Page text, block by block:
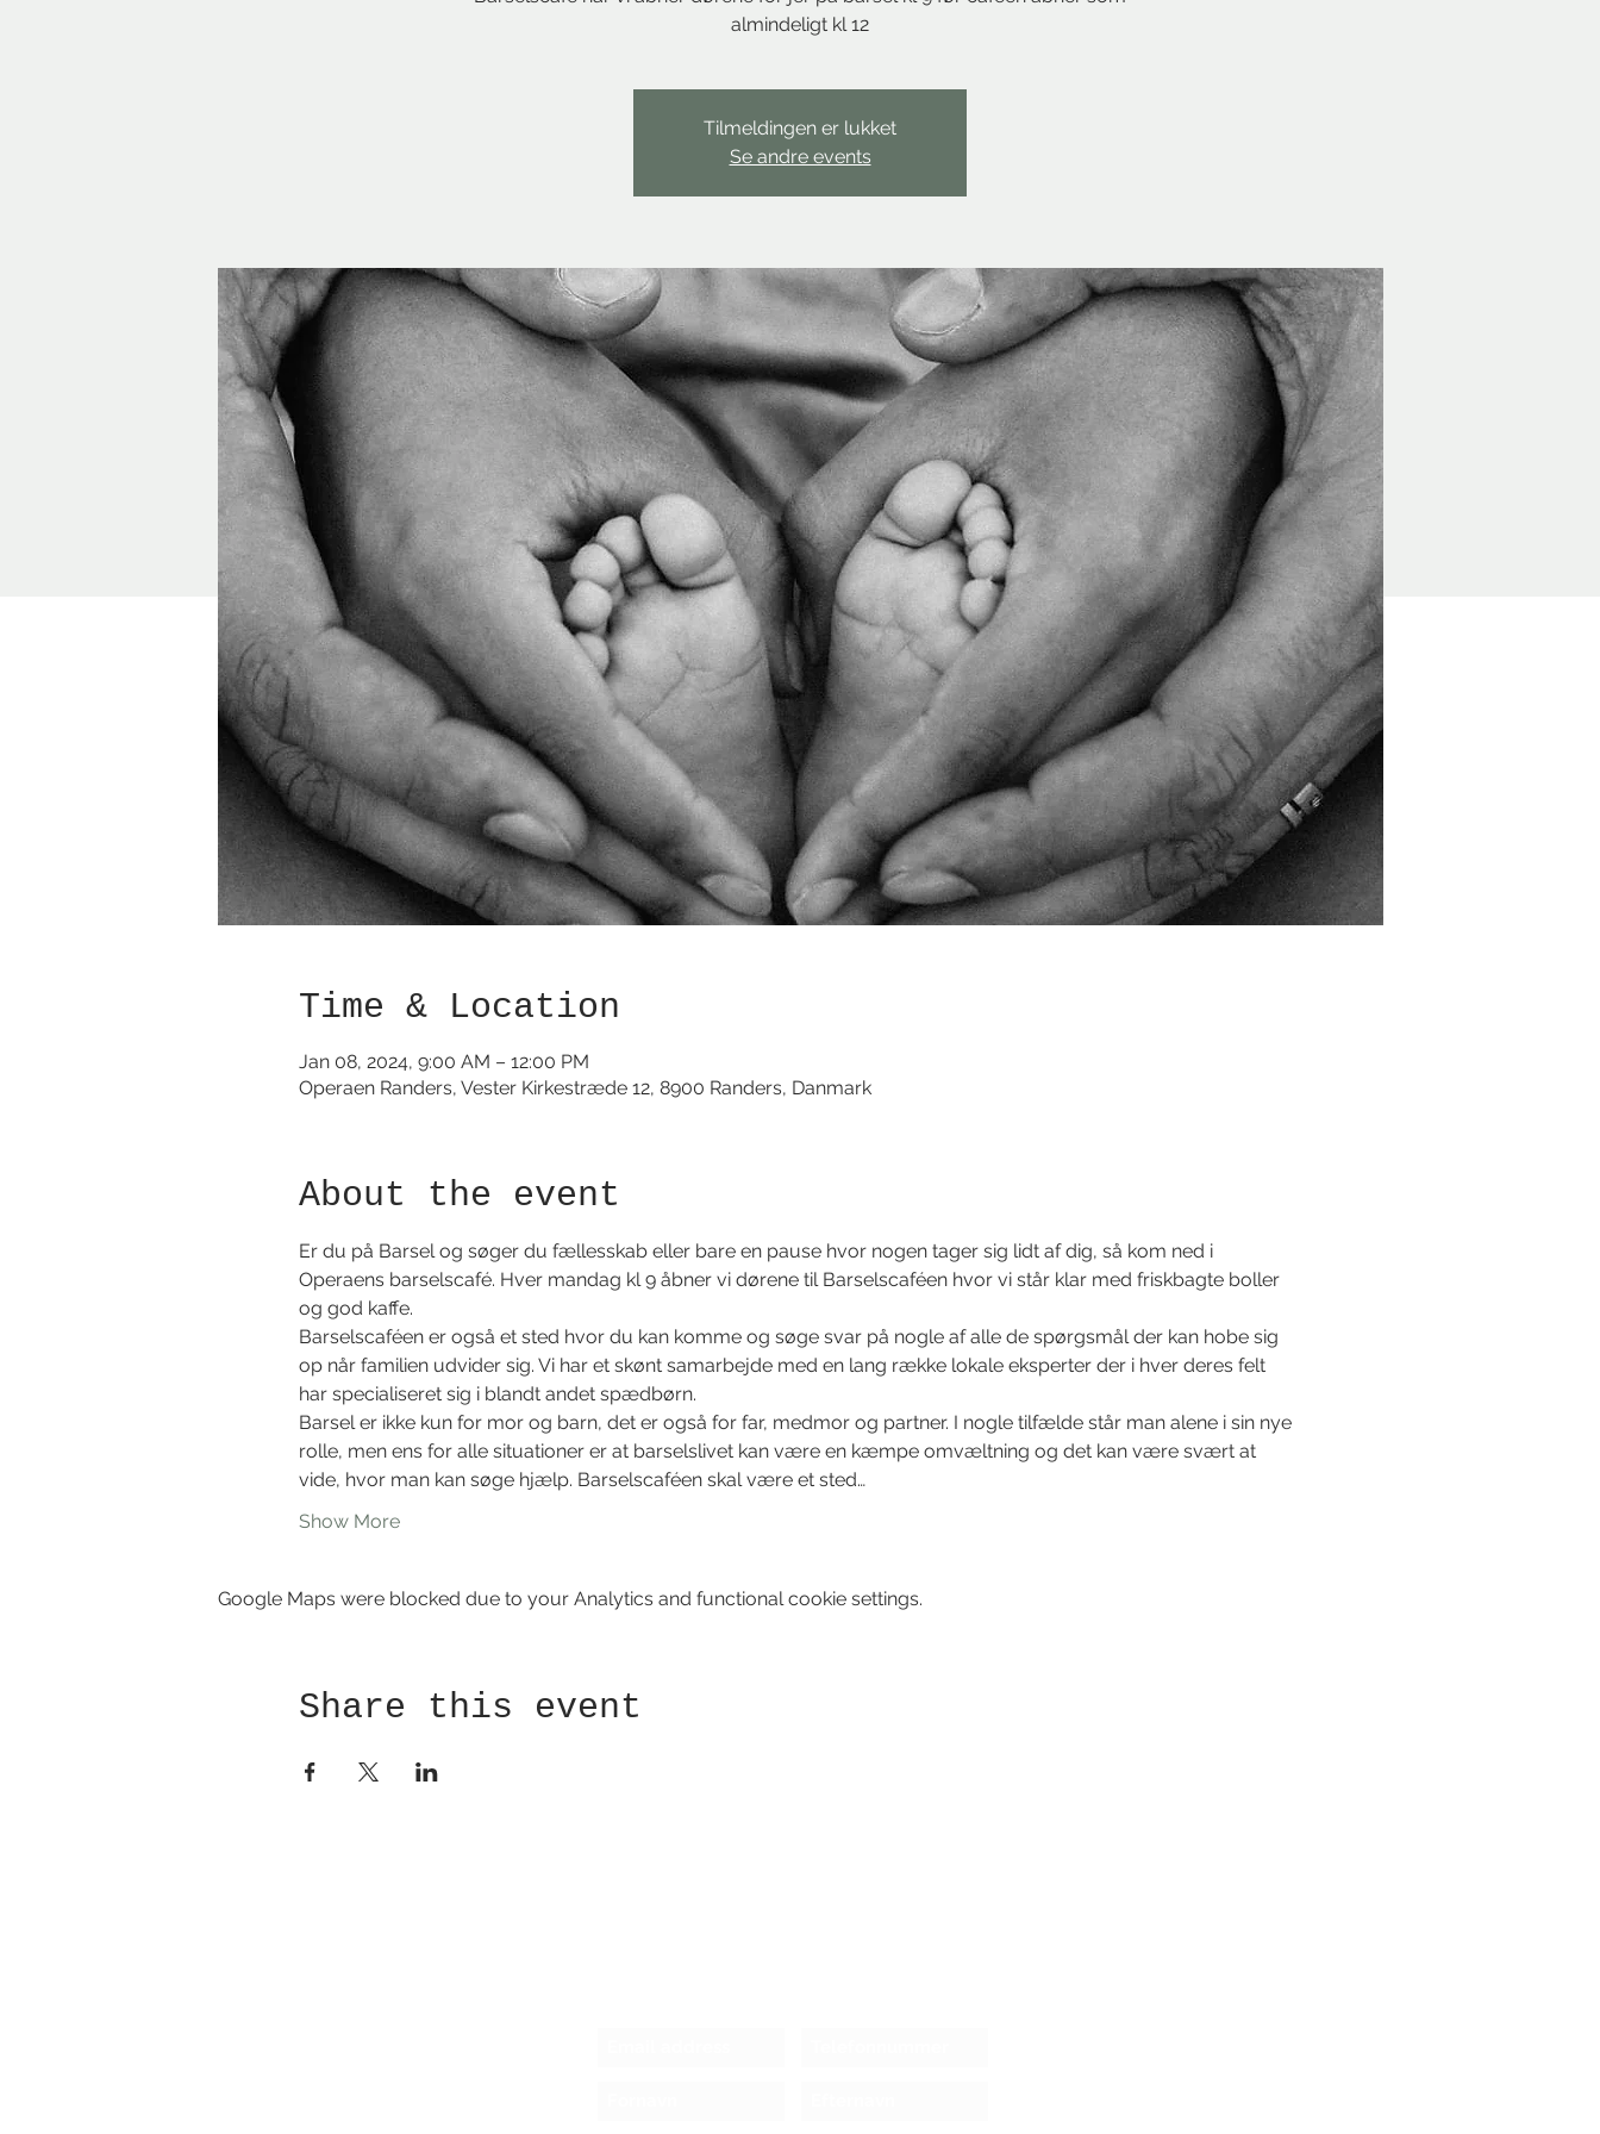
almindeligt kl 12
Tilmeldingen er lukket
Se andre events
Time & Location
Jan 08, 2024, 9:00 AM – 12:00 PM
Operaen Randers, Vester Kirkestræde 12, 8900 Randers, Danmark
About the event
Er du på Barsel og søger du fællesskab eller bare en pause hvor nogen tager sig lidt af dig, så kom ned i
Operaens barselscafé. Hver mandag kl 9 åbner vi dørene til Barselscaféen hvor vi står klar med friskbagte boller
og god kaffe.
Barselscaféen er også et sted hvor du kan komme og søge svar på nogle af alle de spørgsmål der kan hobe sig
op når familien udvider sig. Vi har et skønt samarbejde med en lang række lokale eksperter der i hver deres felt
har specialiseret sig i blandt andet spædbørn.
Barsel er ikke kun for mor og barn, det er også for far, medmor og partner. I nogle tilfælde står man alene i sin nye
rolle, men ens for alle situationer er at barselslivet kan være en kæmpe omvæltning og det kan være svært at
vide, hvor man kan søge hjælp. Barselscaféen skal være et sted…
Show More
Google Maps were blocked due to your Analytics and functional cookie settings.
Share this event